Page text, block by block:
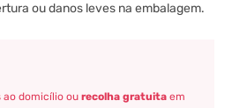
ou danos leves na embalagem.
ao domicílio ou recolha gratuita em